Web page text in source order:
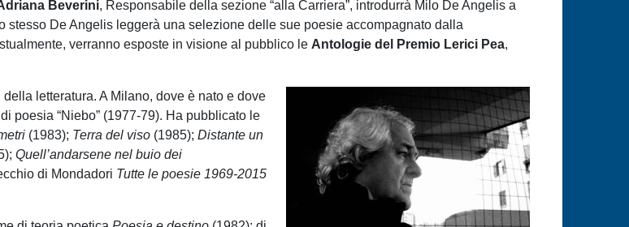
Beverini, Responsabile della sezione “alla Carriera”, introdurrà Milo De Angelis a
stesso De Angelis leggerà una selezione delle sue poesie accompagnato dalla
verranno esposte in visione al pubblico le Antologie del Premio Lerici Pea,
letteratura. A Milano, dove è nato e dove
poesia “Niebo” (1977-79). Ha pubblicato le
(1983); Terra del viso (1985); Distante un
Quell’andarsene nel buio dei
di Mondadori Tutte le poesie 1969-2015